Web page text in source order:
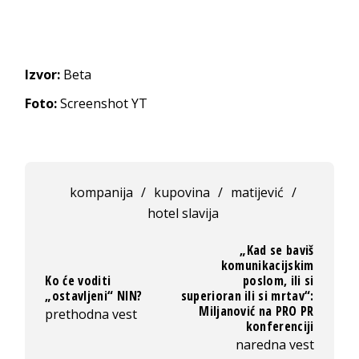
Izvor: Beta
Foto:Screenshot YT
kompanija / kupovina / matijević /
hotel slavija
Ko će voditi
„ostavljeni“ NIN?
prethodna vest
„Kad se baviš
komunikacijskim
poslom, ili si
superioran ili si mrtav“:
Miljanović na PRO PR
konferenciji
naredna vest